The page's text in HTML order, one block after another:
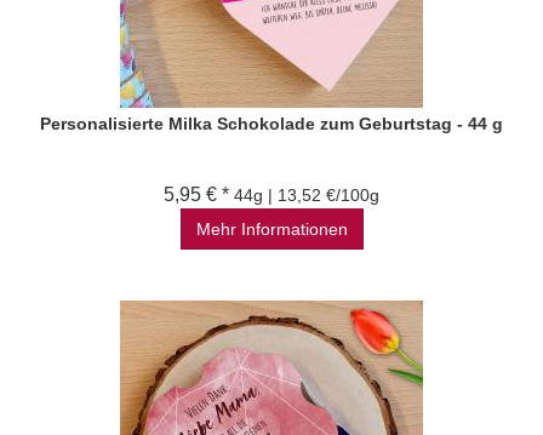
Personalisierte Milka Schokolade zum Geburtstag - 44 g
5,95 € * 44g | 13,52 €/100g
Mehr Informationen